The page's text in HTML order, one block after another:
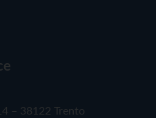
– 38122 Trento